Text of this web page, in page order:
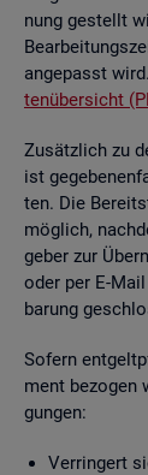
nung ge­stellt
an­ge­passt
ten­über­sicht
Zu­sätz­lich zu
ist
ten. Die
mög­lich,
ge­ber zur
oder per E-
ba­rung
So­fern
ment be­zo­gen
gun­gen:
Ver­rin­gert